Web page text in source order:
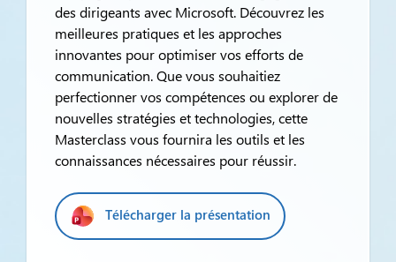
des dirigeants avec Microsoft. Découvrez les
meilleures pratiques et les approches
innovantes pour optimiser vos efforts de
communication. Que vous souhaitiez
perfectionner vos compétences ou explorer de
nouvelles stratégies et technologies, cette
Masterclass vous fournira les outils et les
connaissances nécessaires pour réussir.
Télécharger la présentation